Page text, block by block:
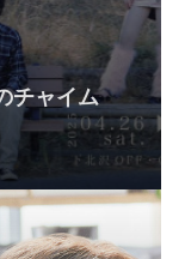
チャイム